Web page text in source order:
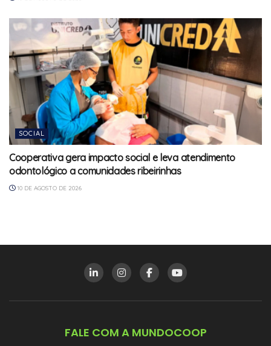
SOCIAL
Cooperativa gera impacto social e leva atendimento
odontológico a comunidades ribeirinhas
10 DE AGOSTO DE 2026
FALE COM A MUNDOCOOP